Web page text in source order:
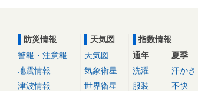
防災情報
警報・注意報
地震情報
津波情報
天気図
天気図
気象衛星
世界衛星
指数情報
通年
洗濯
服装
夏季
汗かき
不快